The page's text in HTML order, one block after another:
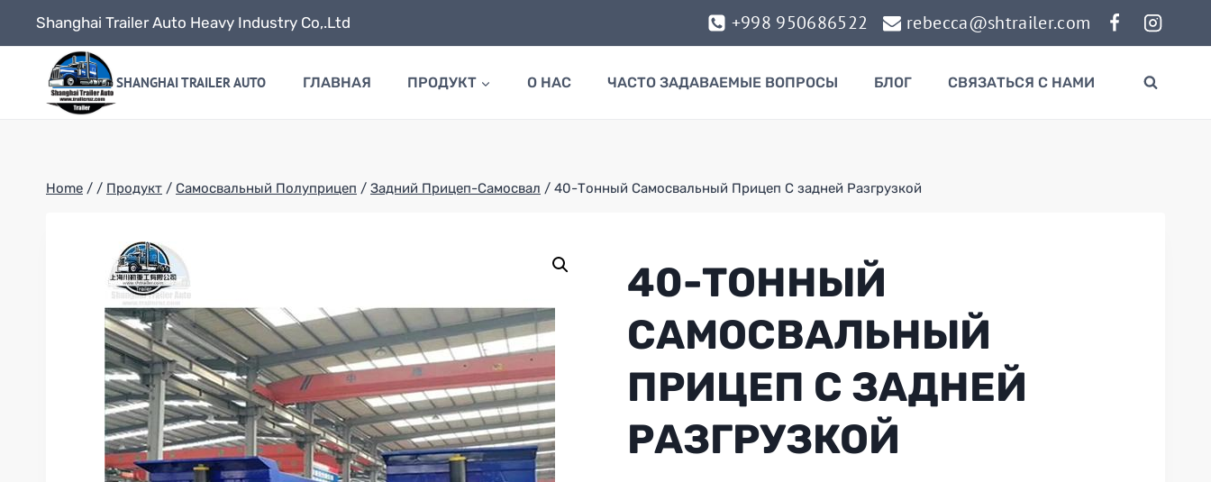
Shanghai Trailer Auto Heavy Industry Co,.Ltd +998 950686522 rebecca@shtrailer.com
SHANGHAI TRAILER AUTO ГЛАВНАЯ ПРОДУКТ О НАС ЧАСТО ЗАДАВАЕМЫЕ ВОПРОСЫ БЛОГ СВЯЗАТЬСЯ С НАМИ
Home / / Продукт / Самосвальный Полуприцеп / Задний Прицеп-Самосвал / 40-Тонный Самосвальный Прицеп С задней Разгрузкой
40-ТОННЫЙ
САМОСВАЛЬНЫЙ
ПРИЦЕП С ЗАДНЕЙ
РАЗГРУЗКОЙ